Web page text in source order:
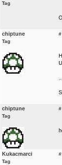
Tag
chiptune
Tag
#
chiptune
Tag
#
Kukacmarci
Tag
#